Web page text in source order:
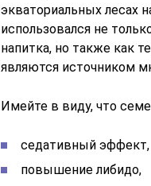
экваториальных лесах
использовался не
напитка, но также как
являются источником
Имейте в виду, что
седативный эффект,
повышение либидо,